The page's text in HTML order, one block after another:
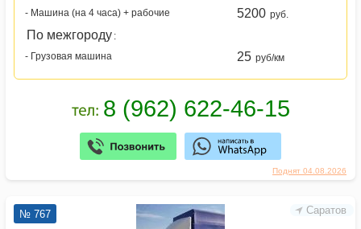
Поднят 04.08.2026
- Машина (на 4 часа) + рабочие
5200 руб.
По межгороду :
- Грузовая машина
25 руб/км
Саратов
№ 767